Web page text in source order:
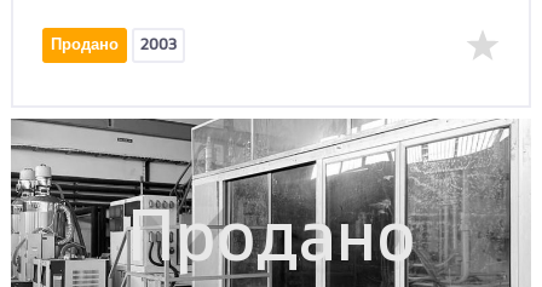
Продано 2003
Продано